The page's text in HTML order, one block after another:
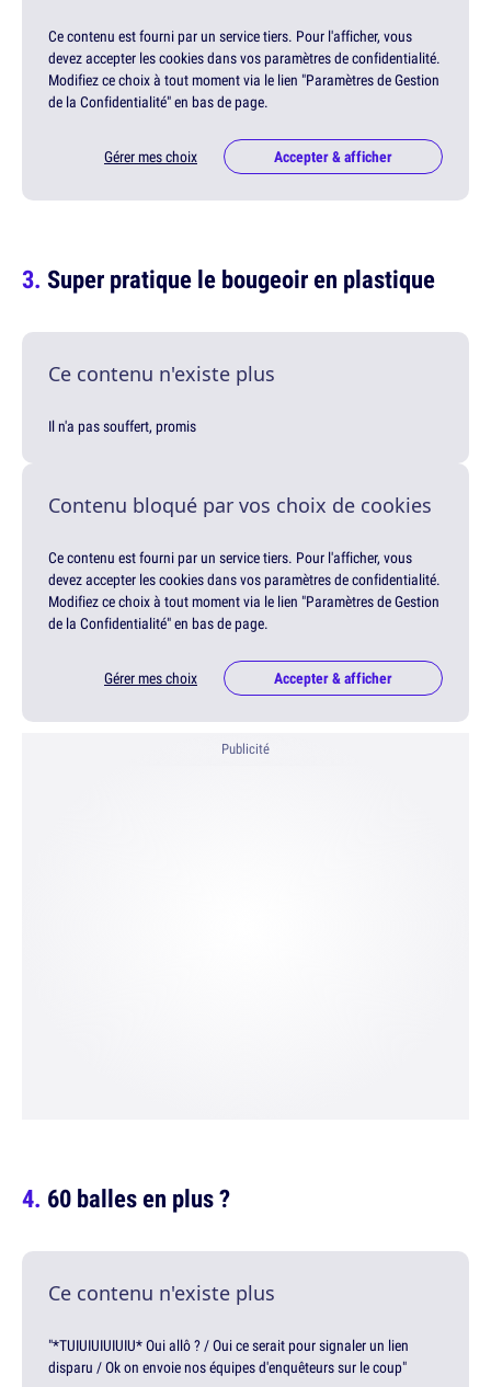
Ce contenu est fourni par un service tiers. Pour l'afficher, vous
devez accepter les cookies dans vos paramètres de confidentialité.
Modifiez ce choix à tout moment via le lien "Paramètres de Gestion
de la Confidentialité" en bas de page.
Gérer mes choix Accepter & afficher
Super pratique le bougeoir en plastique
Ce contenu n'existe plus
Il n'a pas souffert, promis
Contenu bloqué par vos choix de cookies
Ce contenu est fourni par un service tiers. Pour l'afficher, vous
devez accepter les cookies dans vos paramètres de confidentialité.
Modifiez ce choix à tout moment via le lien "Paramètres de Gestion
de la Confidentialité" en bas de page.
Gérer mes choix Accepter & afficher
Publicité
60 balles en plus ?
Ce contenu n'existe plus
"*TUIUIUIUIUIU* Oui allô ? / Oui ce serait pour signaler un lien
disparu / Ok on envoie nos équipes d'enquêteurs sur le coup"